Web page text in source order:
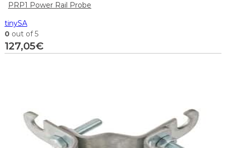
PRP1 Power Rail Probe
tinySA
0 out of 5
127,05€